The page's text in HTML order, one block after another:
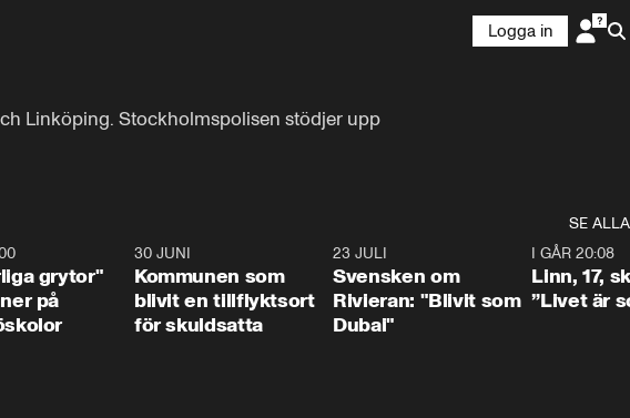
Logga in
Linköping. Stockholmspolisen stödjer upp
SE ALLA
grytor"
på
1:24
30 JUNI
Kommunen som
blivit en tillflyktsort
för skuldsatta
23 JULI
Svensken om
Rivieran: "Blivit som
Dubai"
I GÅR 20:08
Linn, 17,
”Livet är